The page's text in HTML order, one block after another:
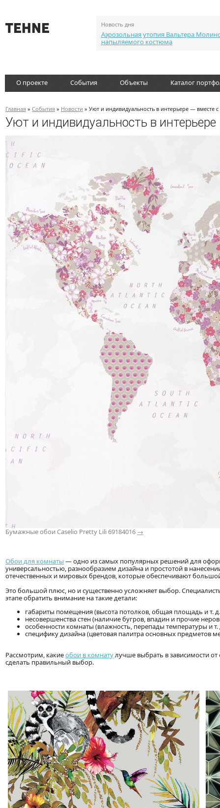
Новость дня
Аэрозольная утопия Вальтера
напыляемого костюма
О проекте События Объекты Каталог
Главная » События » Новости » Уют и индивидуальность в интерьере — вместе
Уют и индивидуальность в
Бумажные обои Caselio Pretty Lili 69184016 →
Обои для комнаты — одно из самых популярных решений для
универсальностью, разнообразием дизайна и простотой в
отечественных и мировых брендов, которые обеспечивают
Это большой плюс, но и существенно усложняет выбор.
этапе обратить внимание на такие детали:
габариты помещения (высота потолков, общая площадь и т.
несовершенства стен (наличие бугров, впадин и прочие
особенности комнаты (влажность, перепады температуры и т.
специфику дизайна (цветовая палитра основных предметов
Рассмотрим, какиеобои в комнатулучше выбрать в зависимости
сделать правильный выбор.